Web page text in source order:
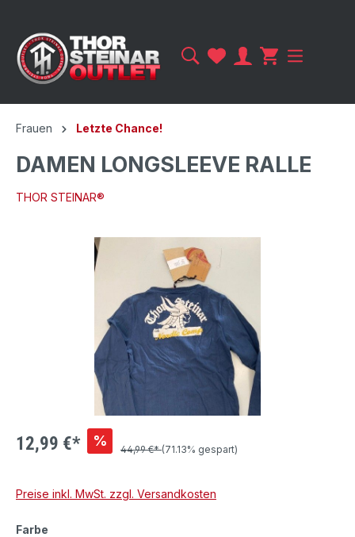
Frauen Letzte Chance!
DAMEN LONGSLEEVE RALLE
THOR STEINAR®
12,99 €* %
44,99 €*(71.13% gespart)
Preise inkl. MwSt. zzgl. Versandkosten
Farbe